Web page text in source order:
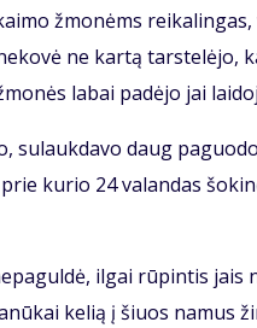
žmo­nėms
ne kar­tą tars­te­lė­jo,
la­bai pa­dė­jo jai
su­lauk­da­vo daug
ku­rio 24 va­lan­das
il­gai rū­pin­tis jais
ke­lią į šiuos na­mus